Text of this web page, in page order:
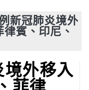
新冠肺炎境外
賓、印尼、
外移入